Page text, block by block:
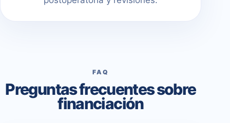
FAQ
Preguntas frecuentes sobre
financiación